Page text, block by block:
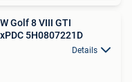
Golf 8 VIII GTI
5H0807221D
Details